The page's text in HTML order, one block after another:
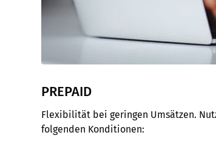
PREPAID
Flexibilität bei geringen Umsätzen.
folgenden Konditionen: